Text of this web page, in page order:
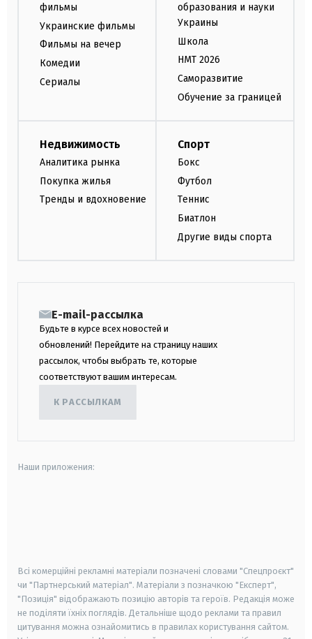
фильмы
Украинские фильмы
Фильмы на вечер
Комедии
Сериалы
образования и науки
Украины
Школа
НМТ 2026
Саморазвитие
Обучение за границей
Недвижимость
Аналитика рынка
Покупка жилья
Тренды и вдохновение
Спорт
Бокс
Футбол
Теннис
Биатлон
Другие виды спорта
E-mail-рассылка
Будьте в курсе всех новостей и
обновлений! Перейдите на страницу наших
рассылок, чтобы выбрать те, которые
соответствуют вашим интересам.
К РАССЫЛКАМ
Наши приложения:
Всі комерційні рекламні матеріали позначені словами "Спецпроєкт"
чи "Партнерський матеріал". Матеріали з позначкою "Експерт",
"Позиція" відображають позицію авторів та героїв. Редакція може
не поділяти їхніх поглядів. Детальніше щодо реклами та правил
цитування можна ознайомитись в правилах користування сайтом.